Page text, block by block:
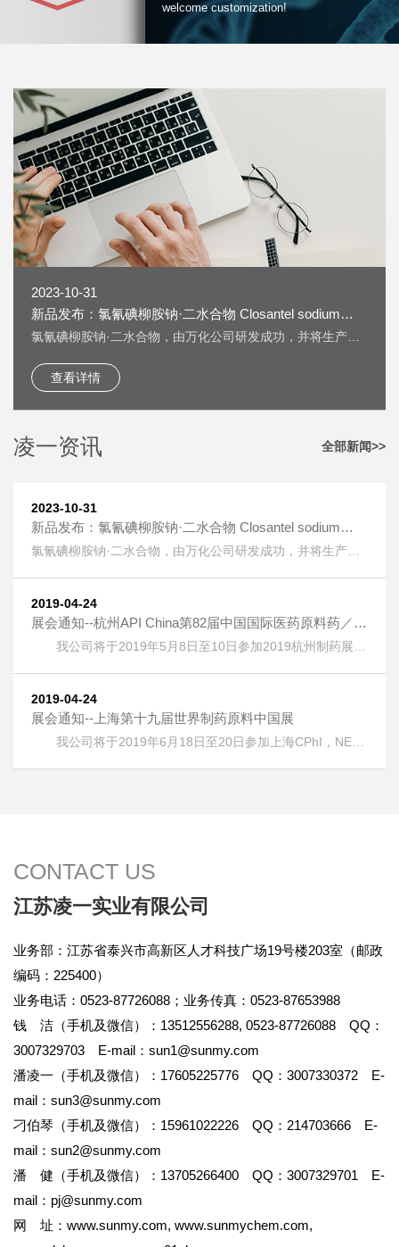
welcome customization!
2023-10-31
新品发布：氯氰碘柳胺钠·二水合物 Closantel sodium
dihydrate [61438-64-0] 上线
氯氰碘柳胺钠·二水合物，由万化公司研发成功，并将生产技
sodium dihydrate [61438-64-0] 又名：克罗散泰钠，是一种
兽药，用作抗寄生虫药物。 按照《欧洲药典》检测，纯度
查看详情
凌一资讯 全部新闻>>
2023-10-31
新品发布：氯氰碘柳胺钠·二水合物 Closantel sodium
dihydrate [61438-64-0] 上线
氯氰碘柳胺钠·二水合物，由万化公司研发成功，并将生产技
sodium dihydrate [61438-64-0] 又名：克罗散泰钠，是一种
兽药，用作抗寄生虫药物。 按照《欧洲药典》检测，纯度
HPLC：≥99.5%，单一杂质：＜0.2%； 淡黄色粉末；溶液色
度：＜GY4； 水分：±5%。
2019-04-24
展会通知--杭州API China第82届中国国际医药原料药／中
间体／包材／设备交易会
我公司将于2019年5月8日至10日参加2019杭州制药展
世纪城奔竞大道353号，展位号：1DQ17。 热烈欢迎广大客
户朋友光临本公司展位！
2019-04-24
展会通知--上海第十九届世界制药原料中国展
我公司将于2019年6月18日至20日参加上海CPhI，NEX
展，地址：上海新国际博览中心(浦东)，展位号：E6G75。
CONTACT US
江苏凌一实业有限公司
业务部：江苏省泰兴市高新区人才科技广场19号楼203室（邮政
编码：225400）
业务电话：0523-87726088；业务传真：0523-87653988
钱 洁（手机及微信）：13512556288, 0523-87726088 QQ：
3007329703 E-mail： sun1@sunmy.com
潘凌一（手机及微信）：17605225776 QQ：3007330372 E-
mail： sun3@sunmy.com
刁伯琴（手机及微信）：15961022226 QQ：214703666 E-
mail： sun2@sunmy.com
潘 健（手机及微信）：13705266400 QQ：3007329701 E-
mail： pj@sunmy.com
网 址： www.sunmy.com, www.sunmychem.com,